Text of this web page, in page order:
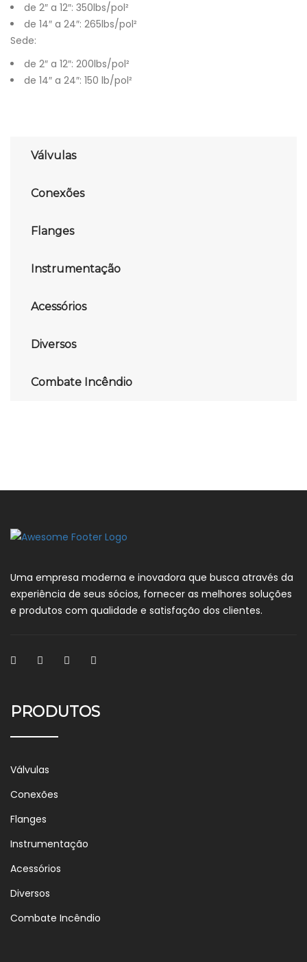
de 2″ a 12″: 350lbs/pol²
de 14″ a 24″: 265lbs/pol²
Sede:
de 2″ a 12″: 200lbs/pol²
de 14″ a 24″: 150 lb/pol²
Válvulas
Conexões
Flanges
Instrumentação
Acessórios
Diversos
Combate Incêndio
Uma empresa moderna e inovadora que busca através da
experiência de seus sócios, fornecer as melhores soluções
e produtos com qualidade e satisfação dos clientes.
PRODUTOS
Válvulas
Conexões
Flanges
Instrumentação
Acessórios
Diversos
Combate Incêndio